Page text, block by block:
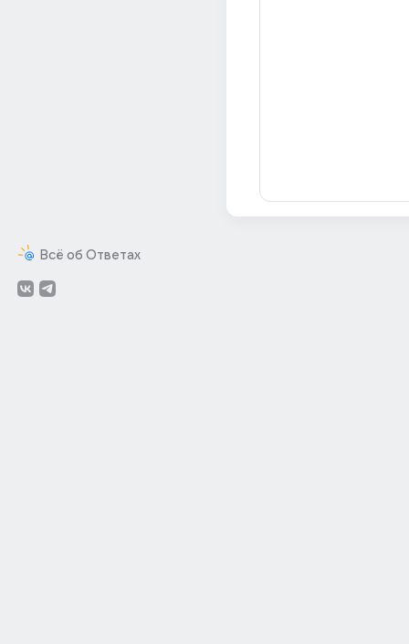
Всё об Ответах